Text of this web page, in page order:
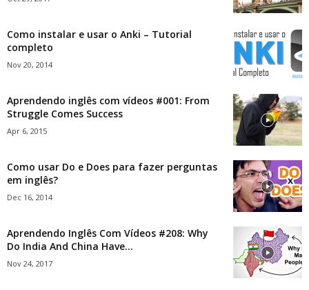
Como instalar e usar o Anki – Tutorial
completo
Nov 20, 2014
Aprendendo inglês com vídeos #001: From
Struggle Comes Success
Apr 6, 2015
Como usar Do e Does para fazer perguntas
em inglês?
Dec 16, 2014
Aprendendo Inglês Com Vídeos #208: Why
Do India And China Have...
Nov 24, 2017